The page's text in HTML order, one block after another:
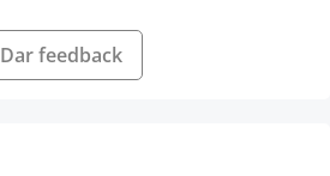
Dar feedback